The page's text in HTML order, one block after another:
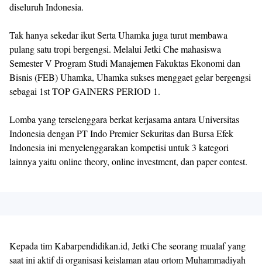
diseluruh Indonesia.
Tak hanya sekedar ikut Serta Uhamka juga turut membawa
pulang satu tropi bergengsi. Melalui Jetki Che mahasiswa
Semester V Program Studi Manajemen Fakuktas Ekonomi dan
Bisnis (FEB) Uhamka, Uhamka sukses menggaet gelar bergengsi
sebagai 1st TOP GAINERS PERIOD 1.
Lomba yang terselenggara berkat kerjasama antara Universitas
Indonesia dengan PT Indo Premier Sekuritas dan Bursa Efek
Indonesia ini menyelenggarakan kompetisi untuk 3 kategori
lainnya yaitu online theory, online investment, dan paper contest.
Kepada tim Kabarpendidikan.id, Jetki Che seorang mualaf yang
saat ini aktif di organisasi keislaman atau ortom Muhammadiyah